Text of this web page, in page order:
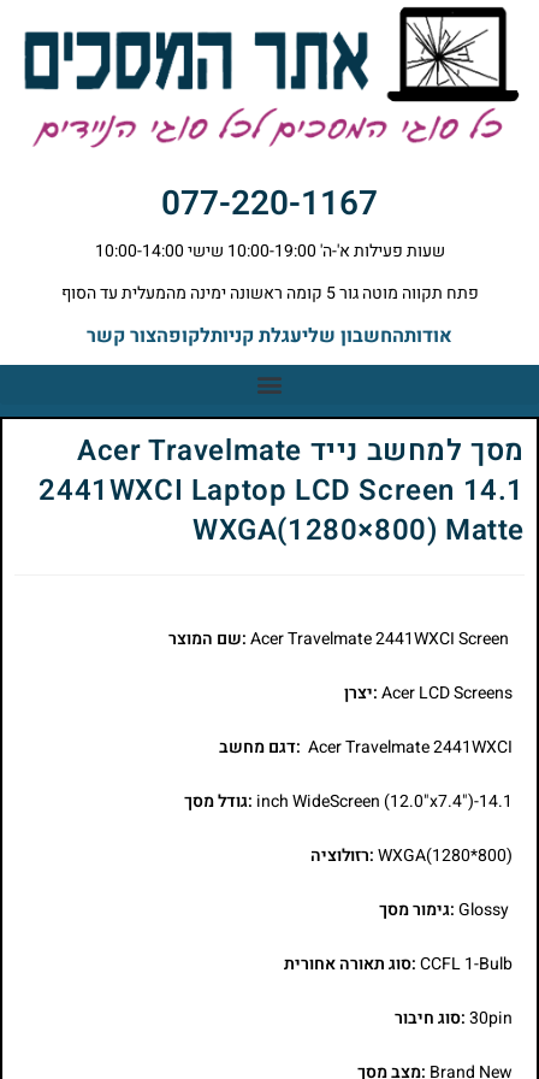
077-220-1167
שעות פעילות א'-ה' 10:00-19:00 שישי 10:00-14:00
פתח תקווה מוטה גור 5 קומה ראשונה ימינה מהמעלית עד הסוף
אודותהחשבון שליעגלת קניותלקופהצור קשר
מסך למחשב נייד Acer Travelmate
2441WXCI Laptop LCD Screen 14.1
WXGA(1280×800) Matte
:שם המוצר
Acer LCD Screens:יצרן
Acer Travelmate 2441WXCI :דגם מחשב
14.1-inch WideScreen (12.0"x7.4") :גודל מסך
WXGA(1280*800):רזולוציה
Glossy:גימור מסך
CCFL 1-Bulb:סוג תאורה אחורית
30pin:סוג חיבור
Brand New :מצב מסך